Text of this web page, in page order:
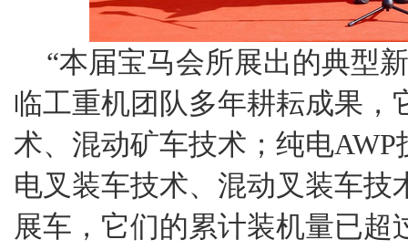
“本届宝马会所展出的典型
临工重机团队多年耕耘成果，
术、混动矿车技术；纯电
电叉装车技术、混动叉装车技
展车，它们的累计装机量已超